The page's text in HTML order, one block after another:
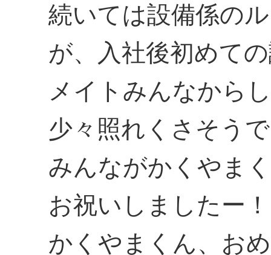
続いては設備係の
が、入社後初めて
メイトみんなから
少々照れくさそう
みんながかくやま
お祝いしましたー！
かくやまくん、お